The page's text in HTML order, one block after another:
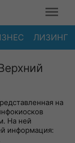
ЛИЗИНГ
на
На ней
информация: